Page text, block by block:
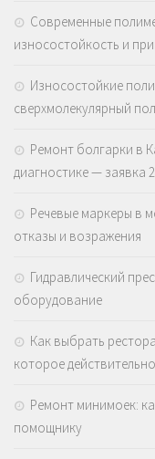
Современные
износостойкость и
Износостойкие
сверхмолекулярный
Ремонт болгарки в
диагностике — заявка
Речевые маркеры в
отказы и возражения
Гидравлический
оборудование
Как выбрать
которое
Ремонт минимоек:
помощнику